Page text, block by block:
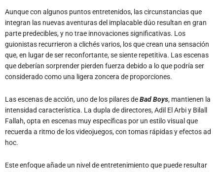
Aunque con algunos puntos entretenidos, las circunstancias que
integran las nuevas aventuras del implacable dúo resultan en gran
parte predecibles, y no trae innovaciones significativas. Los
guionistas recurrieron a clichés varios, los que crean una sensación
que, en lugar de ser reconfortante, se siente repetitiva. Las escenas
que deberían sorprender pierden fuerza debido a lo que podría ser
considerado como una ligera zoncera de proporciones.
Las escenas de acción, uno de los pilares deBad Boys, mantienen la
intensidad característica. La dupla de directores, Adil El Arbi y Bilall
Fallah, opta en escenas muy específicas por un estilo visual que
recuerda a ritmo de los videojuegos, con tomas rápidas y efectos ad
hoc.
Este enfoque añade un nivel de entretenimiento que puede resultar